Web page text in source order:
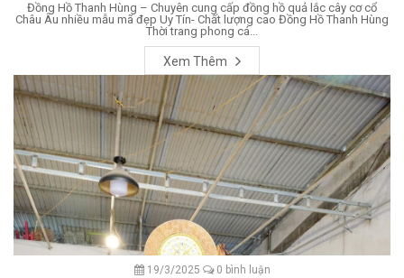
Đồng Hồ Thanh Hùng – Chuyên cung cấp đồng hồ quả lắc cây cơ cổ
Châu Âu nhiều mẫu mã đẹp Uy Tín- Chất lượng cao Đồng Hồ Thanh Hùng
Thời trang phong cá...
Xem Thêm
19/3/2025 0 bình luận